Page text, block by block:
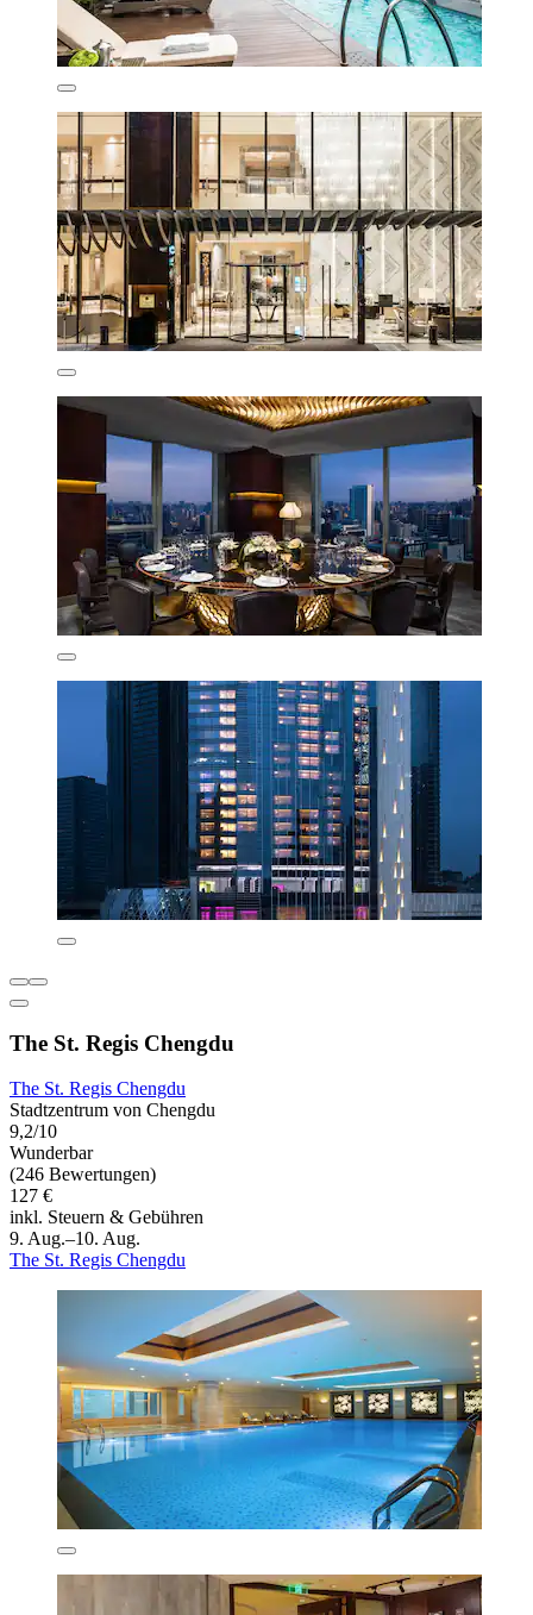
The St. Regis Chengdu
The St. Regis Chengdu
Stadtzentrum von Chengdu
9,2/10
Wunderbar
(246 Bewertungen)
127 €
inkl. Steuern & Gebühren
9. Aug.–10. Aug.
The St. Regis Chengdu